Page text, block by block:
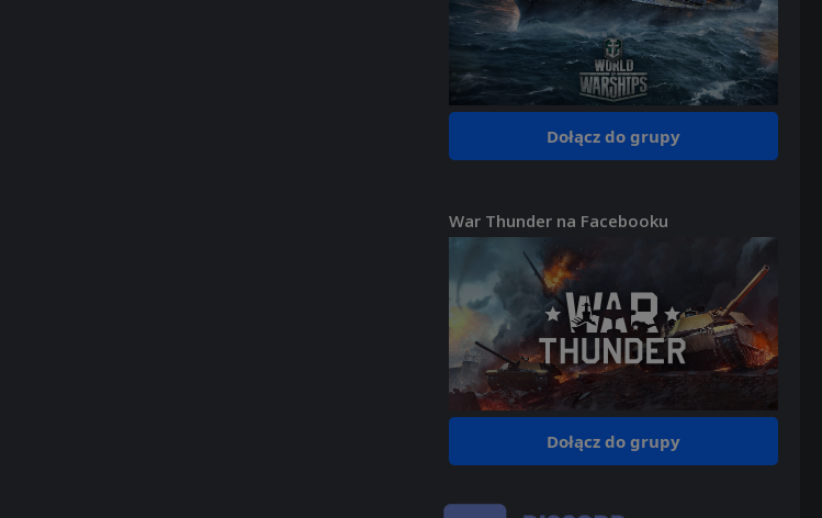
Dołącz do grupy
War Thunder na Facebooku
Dołącz do grupy